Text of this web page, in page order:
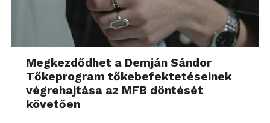
Megkezdődhet a Demján Sándor
Tőkeprogram tőkebefektetéseinek
végrehajtása az MFB döntését
követően